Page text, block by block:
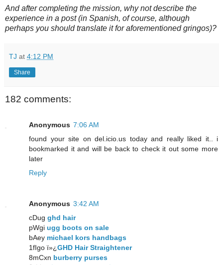
And after completing the mission, why not describe the
experience in a post (in Spanish, of course, although
perhaps you should translate it for aforementioned gringos)?
TJ at 4:12 PM
Share
182 comments:
Anonymous 7:06 AM
found your site on del.icio.us today and really liked it.. i
bookmarked it and will be back to check it out some more
later
Reply
Anonymous 3:42 AM
cDug ghd hair
pWgi ugg boots on sale
bAey michael kors handbags
1fIgo ï»¿GHD Hair Straightener
8mCxn burberry purses